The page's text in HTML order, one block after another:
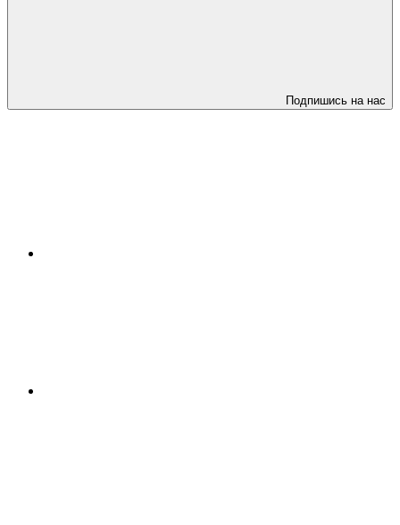
Подпишись на нас